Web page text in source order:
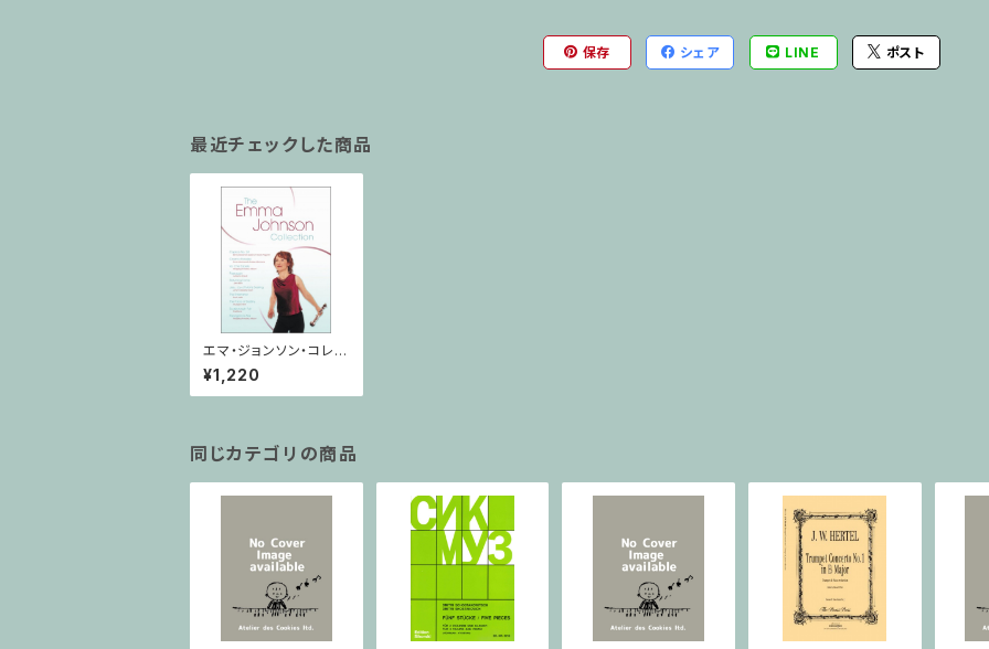
保存 シェア LINE ポスト
最近チェックした商品
エマ・ジョンソン・コレク
ション/クラリネット・ピ
アノ
¥1,220
同じカテゴリの商品